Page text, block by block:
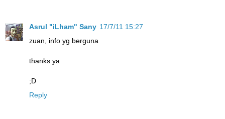
Asrul "iLham" Sany 17/7/11 15:27
zuan, info yg berguna
thanks ya
;D
Reply